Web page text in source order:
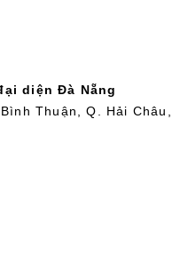
diện Đà Nẵng
Thuận, Q. Hải Châu,